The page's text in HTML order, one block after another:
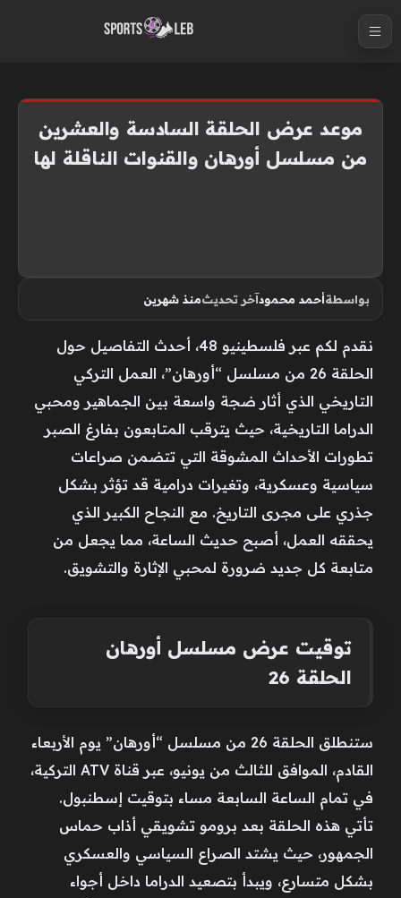
موعد عرض الحلقة السادسة والعشرين
من مسلسل أورهان والقنوات الناقلة لها
بواسطةأحمد محمودآخر تحديثمنذ شهرين
نقدم لكم عبر فلسطينيو 48، أحدث التفاصيل حول
الحلقة 26 من مسلسل “أورهان”، العمل التركي
التاريخي الذي أثار ضجة واسعة بين الجماهير ومحبي
الدراما التاريخية، حيث يترقب المتابعون بفارغ الصبر
تطورات الأحداث المشوقة التي تتضمن صراعات
سياسية وعسكرية، وتغيرات درامية قد تؤثر بشكل
جذري على مجرى التاريخ. مع النجاح الكبير الذي
يحققه العمل، أصبح حديث الساعة، مما يجعل من
متابعة كل جديد ضرورة لمحبي الإثارة والتشويق.
توقيت عرض مسلسل أورهان
الحلقة 26
ستنطلق الحلقة 26 من مسلسل “أورهان” يوم الأربعاء
القادم، الموافق للثالث من يونيو، عبر قناة ATV التركية،
في تمام الساعة السابعة مساء بتوقيت إسطنبول.
تأتي هذه الحلقة بعد برومو تشويقي أذاب حماس
الجمهور، حيث يشتد الصراع السياسي والعسكري
بشكل متسارع، ويبدأ بتصعيد الدراما داخل أجواء